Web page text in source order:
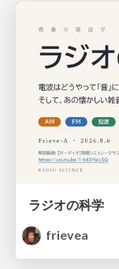
ラジオの科学
frievea